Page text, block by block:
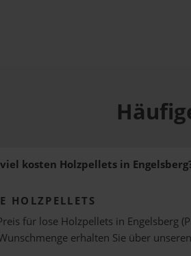
kosten Holzpellets in
HOLZPELLETS
für lose Holzpellets in Engelsberg
erhalten Sie über unseren